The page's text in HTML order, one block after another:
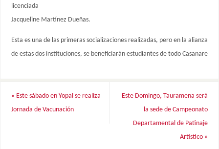
licenciada
Jacqueline Martínez Dueñas.
Esta es una de las primeras socializaciones realizadas, pero en la alianza
de estas dos instituciones, se beneficiarán estudiantes de todo Casanare
« Este sábado en Yopal se realiza
Jornada de Vacunación
Este Domingo, Tauramena será
la sede de Campeonato
Departamental de Patinaje
Artístico »